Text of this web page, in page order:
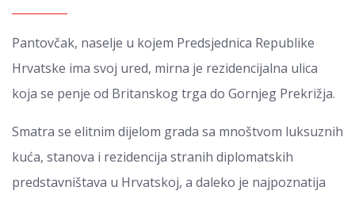
Pantovčak, naselje u kojem Predsjednica Republike
Hrvatske ima svoj ured, mirna je rezidencijalna ulica
koja se penje od Britanskog trga do Gornjeg Prekrižja.
Smatra se elitnim dijelom grada sa mnoštvom luksuznih
kuća, stanova i rezidencija stranih diplomatskih
predstavništava u Hrvatskoj, a daleko je najpoznatija